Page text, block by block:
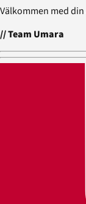
Välkommen med
// Team Umara